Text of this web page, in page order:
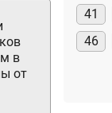
в
от
41
46